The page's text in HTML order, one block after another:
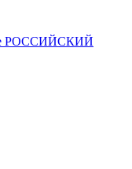
РОССИЙСКИЙ